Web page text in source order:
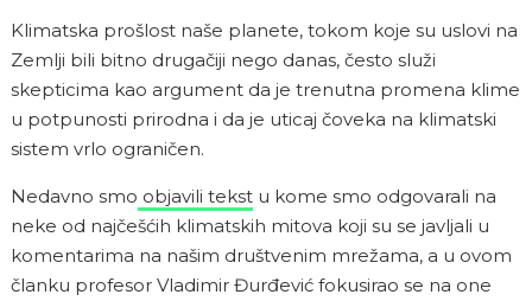
Klimatska prošlost naše planete, tokom koje su uslovi na
Zemlji bili bitno drugačiji nego danas, često služi
skepticima kao argument da je trenutna promena klime
u potpunosti prirodna i da je uticaj čoveka na klimatski
sistem vrlo ograničen.
Nedavno smo objavili tekst u kome smo odgovarali na
neke od najčešćih klimatskih mitova koji su se javljali u
komentarima na našim društvenim mrežama, a u ovom
članku profesor Vladimir Đurđević fokusirao se na one